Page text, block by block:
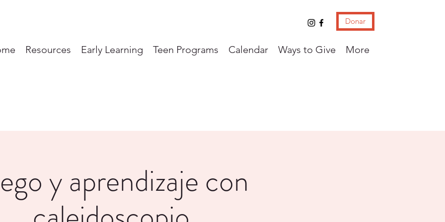
Donar
Resources Early Learning Teen Programs Calendar Ways to Give More
y aprendizaje con